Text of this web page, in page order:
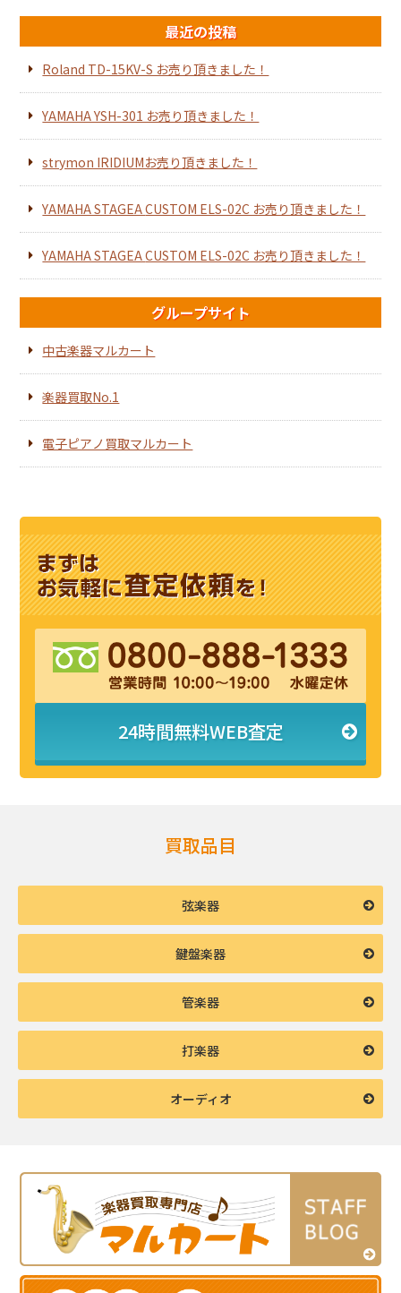
最近の投稿
Roland TD-15KV-S お売り頂きました！
YAMAHA YSH-301 お売り頂きました！
strymon IRIDIUMお売り頂きました！
YAMAHA STAGEA CUSTOM ELS-02C お売り頂きました！
YAMAHA STAGEA CUSTOM ELS-02C お売り頂きました！
グループサイト
中古楽器マルカート
楽器買取No.1
電子ピアノ買取マルカート
24時間無料WEB査定
買取品目
弦楽器
鍵盤楽器
管楽器
打楽器
オーディオ